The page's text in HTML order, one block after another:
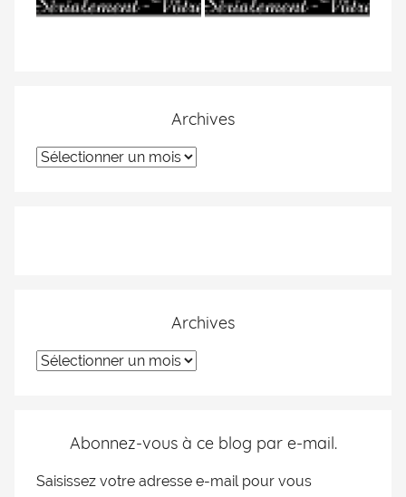
Archives
Archives
Abonnez-vous à ce blog par e-mail.
Saisissez votre adresse e-mail pour vous